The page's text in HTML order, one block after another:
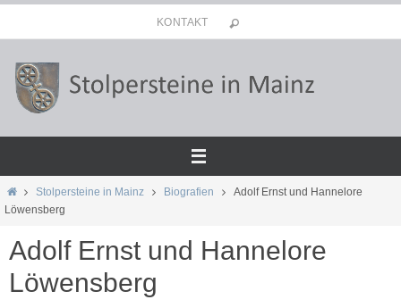
Inhalt
springen
KONTAKT
StartStolpersteine in Mainz Biografien
Adolf Ernst und Hannelore
Löwensberg
Adolf Ernst und Hannelore
Löwensberg